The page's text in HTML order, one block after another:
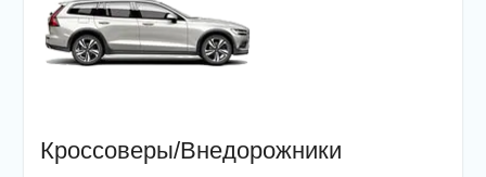
Кроссоверы/Внедорожники